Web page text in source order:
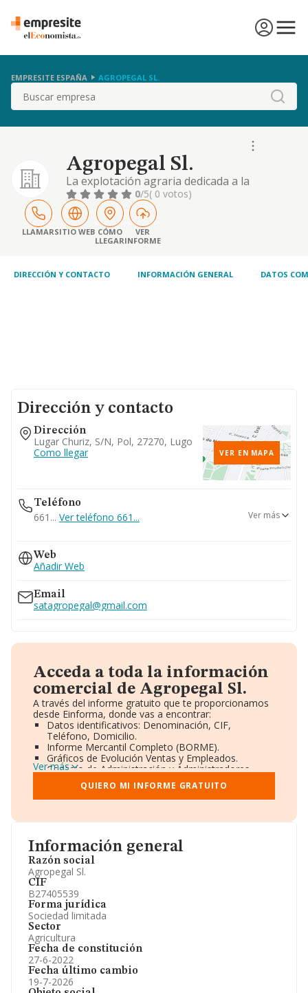
EMPRESITE ESPAÑA AGROPEGAL SL.
Buscar
Agropegal Sl.
La explotación agraria dedicada a la
producción de leche de vacuno, siendo su
código c.n.a.e. 2009: 0141. pudiendo así
mismo dedicarse a otras orientaciones
productivas dentro de la agricultura y
ganadería tales como, la producción de leche
y otras prod
0/5( 0 votos)
LLAMARSITIO WEB CÓMO
LLEGAR
VER
INFORME
DIRECCIÓN Y CONTACTO INFORMACIÓN GENERAL DATOS
Información general
Razón social
Agropegal Sl.
CIF
B27405539
Forma jurídica
Sociedad limitada
Sector
Agricultura
Fecha de constitución
27-6-2022
Fecha último cambio
19-7-2026
Dirección y contacto
Dirección
Lugar Churiz, S/n, Pol, 27270, Lugo
Como llegar
VER EN MAPA
Teléfono
661... Ver teléfono 661...
982164671
Ver más
Web
Añadir Web
Email
satagropegal@gmail.com
Acceda a toda la información
comercial de Agropegal Sl.
A través del informe gratuito que te proporcionamos
desde Einforma, donde vas a encontrar:
Datos identificativos: Denominación, CIF,
Teléfono, Domicilio.
Informe Mercantil Completo (BORME).
Gráficos de Evolución Ventas y Empleados.
Consejo de Administración y Administradores.
Directivos y Ejecutivos.
Accionistas.
Participaciones y Vinculaciones en otras empresas.
Información oficial y registral complementaria.
Ver más
QUIERO MI INFORME GRATUITO